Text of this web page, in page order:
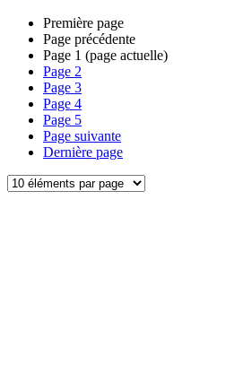
Première page
Page précédente
Page 1 (page actuelle)
Page 2
Page 3
Page 4
Page 5
Page suivante
Dernière page